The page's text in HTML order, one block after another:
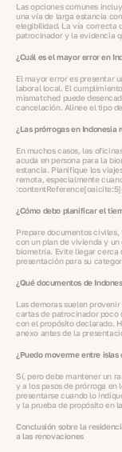
Las opciones comunes
una vía de larga estancia
elegibilidad. La vía correcta
patrocinador y la evidencia
¿Cuál es el mayor error en
El mayor error es presentar
laboral local. El
mismatched puede
cancelación. Alinee el tipo
¿Las prórrogas en
En muchos casos, las
acuda en persona para la
estancia. Planifique los
remota, especialmente
¿Cómo debo planificar el
Prepare documentos
con un plan de vivienda y
biometría. Evite llegar cerca
presentación para su
¿Qué documentos de
Las demoras suelen
cartas de patrocinador poco
con el propósito declarado.
anexo antes de la
¿Puedo moverme entre
Sí, pero debe mantener un
y a los pasos de prórroga en
presentarse cuando lo
y la prueba de propósito en
Conclusión sobre la
a las renovaciones